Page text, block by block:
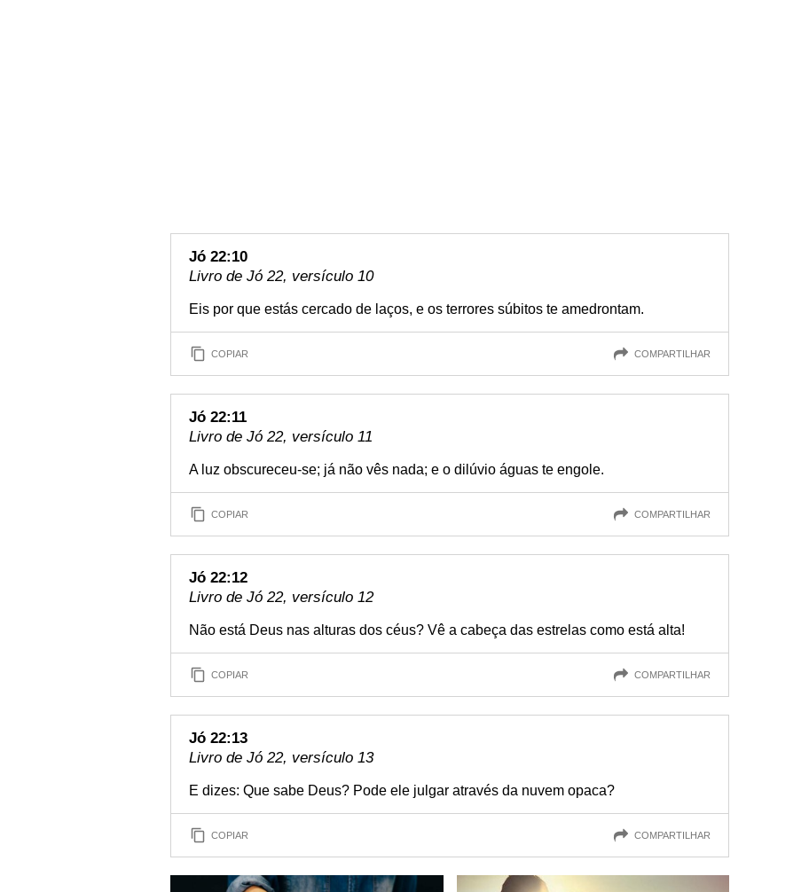
Jó 22:10
Livro de Jó 22, versículo 10
Eis por que estás cercado de laços, e os terrores súbitos te amedrontam.
COPIAR COMPARTILHAR
Jó 22:11
Livro de Jó 22, versículo 11
A luz obscureceu-se; já não vês nada; e o dilúvio águas te engole.
COPIAR COMPARTILHAR
Jó 22:12
Livro de Jó 22, versículo 12
Não está Deus nas alturas dos céus? Vê a cabeça das estrelas como está alta!
COPIAR COMPARTILHAR
Jó 22:13
Livro de Jó 22, versículo 13
E dizes: Que sabe Deus? Pode ele julgar através da nuvem opaca?
COPIAR COMPARTILHAR